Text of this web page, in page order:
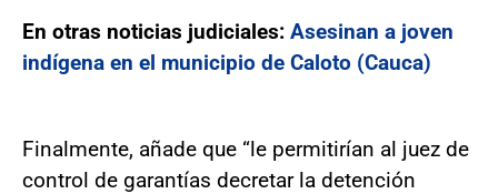
En otras noticias judiciales: Asesinan a joven
indígena en el municipio de Caloto (Cauca)
Finalmente, añade que “le permitirían al juez de
control de garantías decretar la detención